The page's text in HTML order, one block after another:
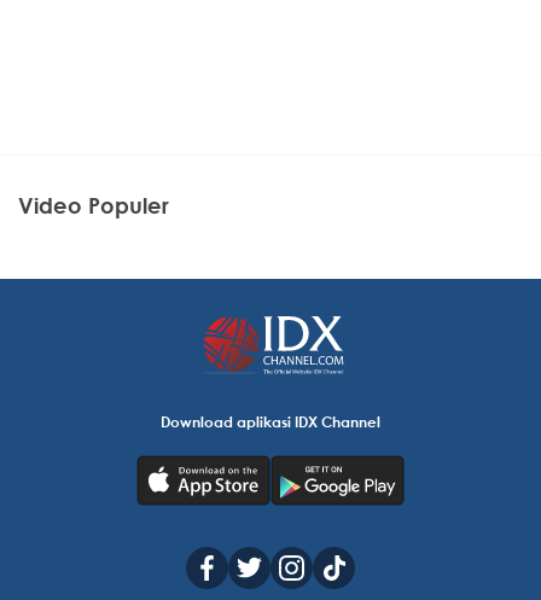
Video Populer
Download aplikasi IDX Channel